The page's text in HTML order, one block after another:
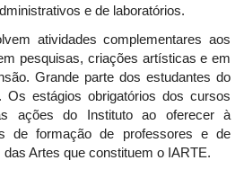
e de laboratórios.
atividades complementares aos
pesquisas, criações artísticas e em
Grande parte dos estudantes do
Os estágios obrigatórios dos cursos
ações do Instituto ao oferecer à
de formação de professores e de
Artes que constituem o IARTE.